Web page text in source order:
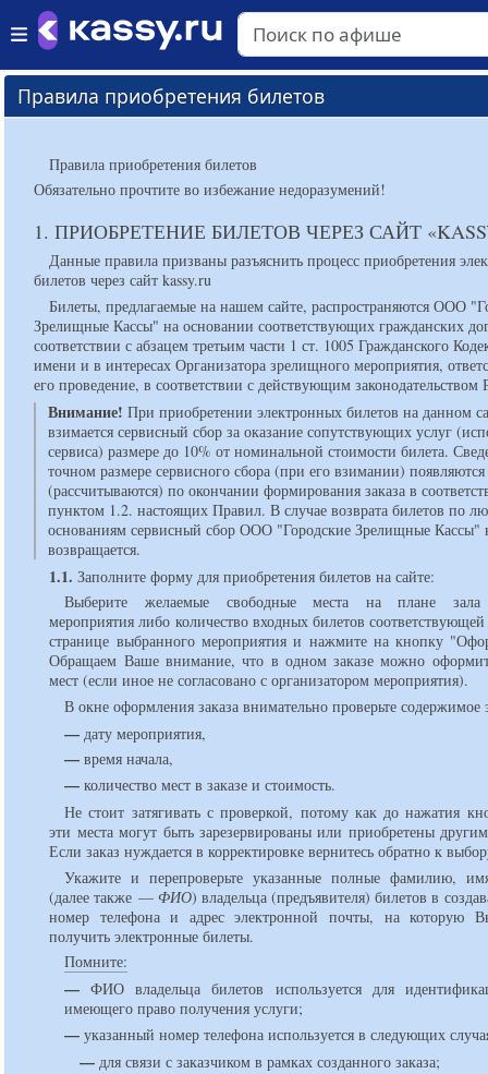
Правила приобретения билетов
Правила приобретения билетов
Обязательно прочтите во избежание недоразумений!
1. ПРИОБРЕТЕНИЕ БИЛЕТОВ ЧЕРЕЗ САЙТ
Данные правила призваны разъяснить процесс приобретения
билетов через сайт kassy.ru
Билеты, предлагаемые на нашем сайте, распространяются ООО
Зрелищные Кассы" на основании соответствующих гражданских
соответствии с абзацем третьим части 1 ст. 1005 Гражданского
имени и в интересах Организатора зрелищного мероприятия,
его проведение, в соответствии с действующим
Внимание! При приобретении электронных билетов на данном
взимается сервисный сбор за оказание сопутствующих услуг
сервиса) размере до 10% от номинальной стоимости билета.
точном размере сервисного сбора (при его взимании) появляются
(рассчитываются) по окончании формирования заказа в
пунктом 1.2. настоящих Правил. В случае возврата билетов по
основаниям сервисный сбор ООО "Городские Зрелищные Кассы"
возвращается.
1.1. Заполните форму для приобретения билетов на сайте:
Выберите желаемые свободные места на плане зала
мероприятия либо количество входных билетов
странице выбранного мероприятия и нажмите на кнопку
Обращаем Ваше внимание, что в одном заказе можно
мест (если иное не согласовано с организатором мероприятия).
В окне оформления заказа внимательно проверьте содержимое
— дату мероприятия,
— время начала,
— количество мест в заказе и стоимость.
Не стоит затягивать с проверкой, потому как до нажатия
эти места могут быть зарезервированы или приобретены
Если заказ нуждается в корректировке вернитесь обратно к
Укажите и перепроверьте указанные полные фамилию,
(далее также — ФИО) владельца (предъявителя) билетов в
номер телефона и адрес электронной почты, на которую
получить электронные билеты.
Помните:
— ФИО владельца билетов используется для
имеющего право получения услуги;
— указанный номер телефона используется в следующих
— для связи с заказчиком в рамках созданного заказа;